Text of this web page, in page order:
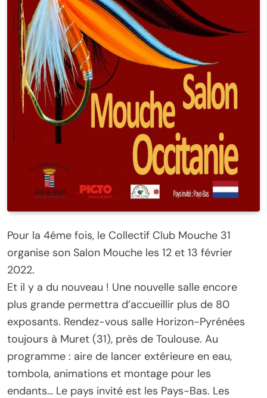
Pour la 4éme fois, le Collectif Club Mouche 31
organise son Salon Mouche les 12 et 13 février
2022.
Et il y a du nouveau ! Une nouvelle salle encore
plus grande permettra d’accueillir plus de 80
exposants. Rendez-vous salle Horizon-Pyrénées
toujours à Muret (31), près de Toulouse. Au
programme : aire de lancer extérieure en eau,
tombola, animations et montage pour les
endants… Le pays invité est les Pays-Bas. Les